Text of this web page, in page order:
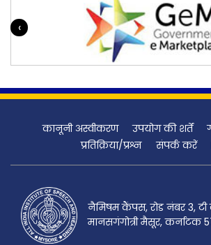
‹
कानूनी अस्वीकरण उपयोग की शर्तें
प्रतिक्रिया/प्रश्न
संपर्क करें
नैमिषम कैंपस, रोड नंबर 3,
मानसगंगोत्री मैसूर, कर्नाटक